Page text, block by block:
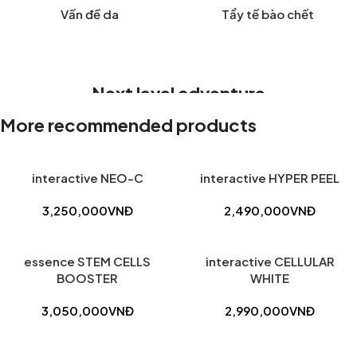
Vấn đề da Tẩy tế bào chết
Next level adventure
A magical new way to use your watch without touching the
More recommended products
interactive NEO-C
3,250,000VNĐ
interactive HYPER PEEL
2,490,000VNĐ
essence STEM CELLS
BOOSTER
3,050,000VNĐ
interactive CELLULAR
WHITE
2,990,000VNĐ